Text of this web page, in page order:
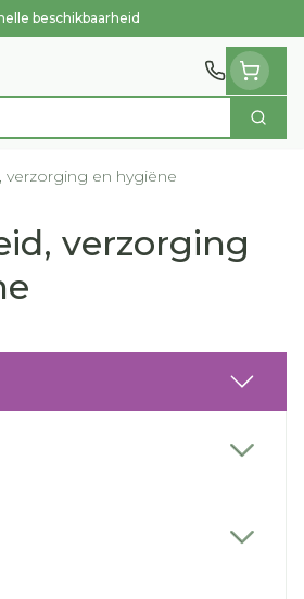
beschikbaarheid
Zoek
verzorging en hygiëne
verzorging